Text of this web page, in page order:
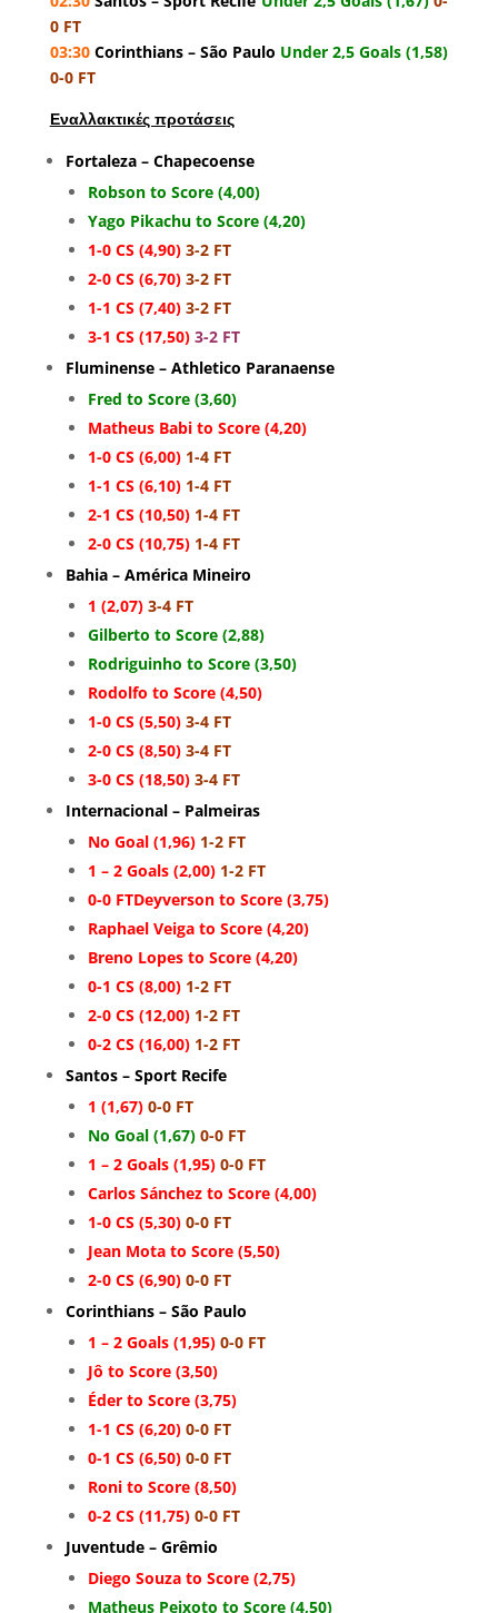
0 FT
03:30Corinthians – São Paulo Under 2,5 Goals (1,58)
0-0 FT
Εναλλακτικές προτάσεις
Fortaleza – Chapecoense
Robson to Score (4,00)
Yago Pikachu to Score (4,20)
1-0 CS (4,90)3-2 FT
2-0 CS (6,70)3-2 FT
1-1 CS (7,40)3-2 FT
3-1 CS (17,50)3-2 FT
Fluminense – Athletico Paranaense
Fred to Score (3,60)
Matheus Babi to Score (4,20)
1-0 CS (6,00)1-4 FT
1-1 CS (6,10)1-4 FT
2-1 CS (10,50)1-4 FT
2-0 CS (10,75)1-4 FT
Bahia – América Mineiro
1 (2,07)3-4 FT
Gilberto to Score (2,88)
Rodriguinho to Score (3,50)
Rodolfo to Score (4,50)
1-0 CS (5,50)3-4 FT
2-0 CS (8,50)3-4 FT
3-0 CS (18,50)3-4 FT
Internacional – Palmeiras
No Goal (1,96)1-2 FT
1 – 2 Goals (2,00)1-2 FT
0-0 FTDeyverson to Score (3,75)
Raphael Veiga to Score (4,20)
Breno Lopes to Score (4,20)
0-1 CS (8,00)1-2 FT
2-0 CS (12,00)1-2 FT
0-2 CS (16,00)1-2 FT
Santos – Sport Recife
1 (1,67)0-0 FT
No Goal (1,67)0-0 FT
1 – 2 Goals (1,95)0-0 FT
Carlos Sánchez to Score (4,00)
1-0 CS (5,30)0-0 FT
Jean Mota to Score (5,50)
2-0 CS (6,90)0-0 FT
Corinthians – São Paulo
1 – 2 Goals (1,95)0-0 FT
Jô to Score (3,50)
Éder to Score (3,75)
1-1 CS (6,20)0-0 FT
0-1 CS (6,50)0-0 FT
Roni to Score (8,50)
0-2 CS (11,75)0-0 FT
Juventude – Grêmio
Diego Souza to Score (2,75)
Matheus Peixoto to Score (4,50)